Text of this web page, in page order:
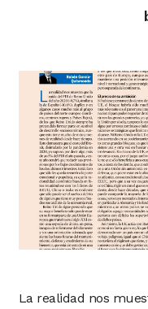
La realidad nos